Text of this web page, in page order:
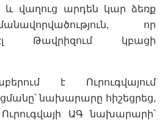
և վաղուց արդեն կար ձեռք
որ
Թավրիզում կբացի
է Ուրուգվայում
նախարարը հիշեցրեց,
ԱԳ նախարարի՝